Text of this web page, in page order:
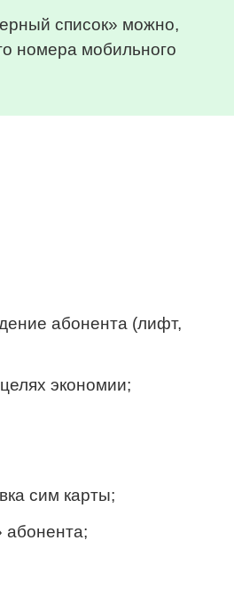
список» можно,
номера мобильного
абонента (лифт,
экономии;
сим карты;
абонента;